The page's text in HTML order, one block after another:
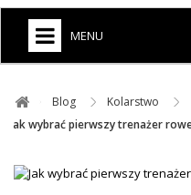
MENU
ZEGARKI DO BIEGANIA
Blog ​
Kolarstwo ​
Jak wybrać pierwszy trenażer